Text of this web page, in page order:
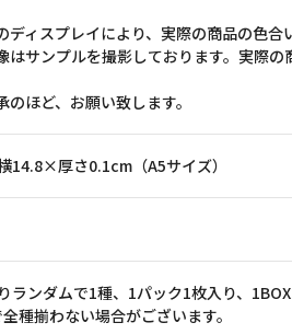
ィスプレイにより、実際の商品の色合
サンプルを撮影しております。実際の
のほど、お願い致します。
14.8×厚さ0.1cm（A5サイズ）
ランダムで1種、1パック1枚入り、
種揃わない場合がございます。